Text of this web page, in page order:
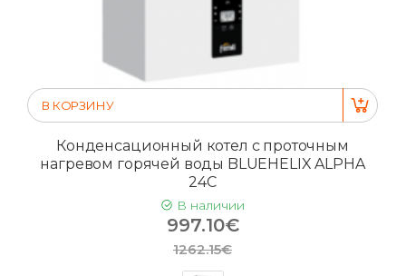
В КОРЗИНУ
Конденсационный котел с проточным
нагревом горячей воды BLUEHELIX ALPHA
24C
В наличии
997.10€
1262.15€